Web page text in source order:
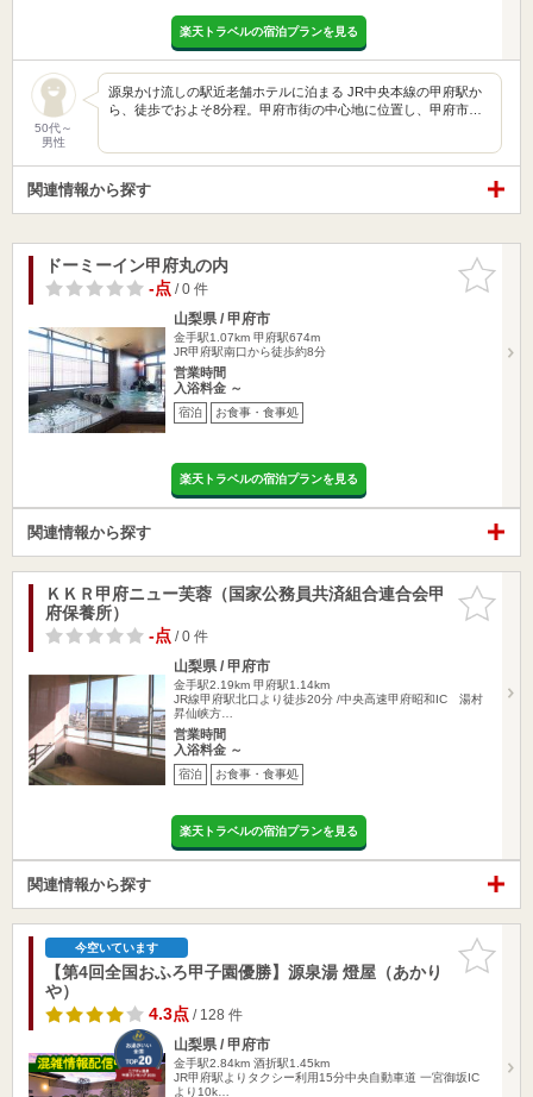
楽天トラベルの宿泊プランを見る
50代～
男性
源泉かけ流しの駅近老舗ホテルに泊まる JR中央本線の甲府駅か
ら、徒歩でおよそ8分程。甲府市街の中心地に位置し、甲府市…
関連情報から探す
お気に入
りに追加
ドーミーイン甲府丸の内
-点/ 0 件
山梨県 / 甲府市
金手駅1.07km 甲府駅674m
JR甲府駅南口から徒歩約8分
営業時間
入浴料金 ～
宿泊 お食事・食事処
楽天トラベルの宿泊プランを見る
関連情報から探す
お気に入
りに追加
ＫＫＲ甲府ニュー芙蓉（国家公務員共済組合連合会甲
府保養所）
-点/ 0 件
山梨県 / 甲府市
金手駅2.19km 甲府駅1.14km
JR線甲府駅北口より徒歩20分 /中央高速甲府昭和IC 湯村
昇仙峡方…
営業時間
入浴料金 ～
宿泊 お食事・食事処
楽天トラベルの宿泊プランを見る
関連情報から探す
お気に入
りに追加
今空いています
【第4回全国おふろ甲子園優勝】源泉湯 燈屋（あかり
や）
4.3点/ 128 件
山梨県 / 甲府市
金手駅2.84km 酒折駅1.45km
JR甲府駅よりタクシー利用15分中央自動車道 一宮御坂IC
より10k…